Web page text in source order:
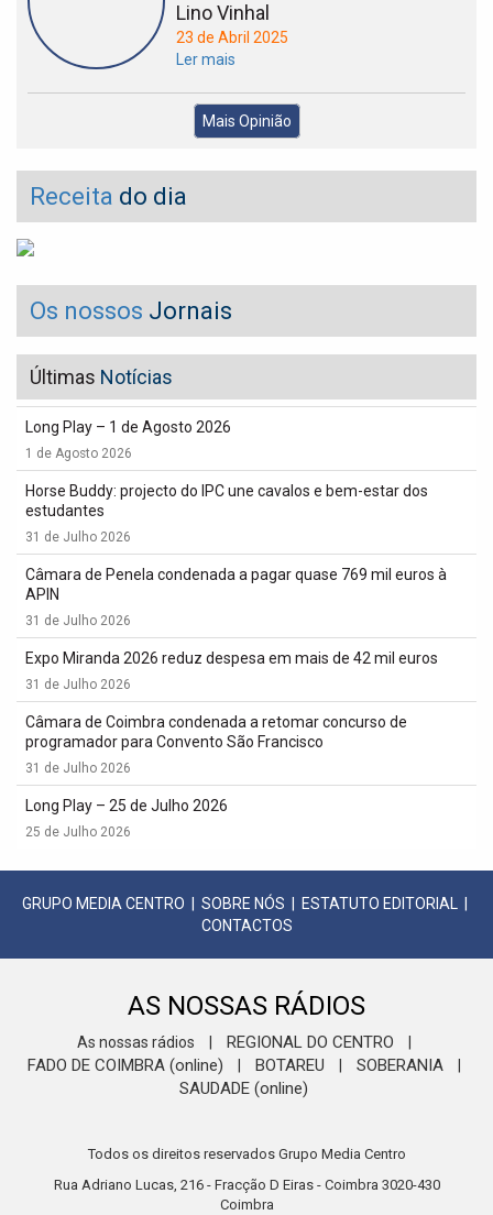
Lino Vinhal
23 de Abril 2025
Ler mais
Mais Opinião
Receita do dia
Os nossos Jornais
Últimas Notícias
Long Play – 1 de Agosto 2026
1 de Agosto 2026
Horse Buddy: projecto do IPC une cavalos e bem-estar dos
estudantes
31 de Julho 2026
Câmara de Penela condenada a pagar quase 769 mil euros à
APIN
31 de Julho 2026
Expo Miranda 2026 reduz despesa em mais de 42 mil euros
31 de Julho 2026
Câmara de Coimbra condenada a retomar concurso de
programador para Convento São Francisco
31 de Julho 2026
Long Play – 25 de Julho 2026
25 de Julho 2026
GRUPO MEDIA CENTRO SOBRE NÓS ESTATUTO EDITORIAL
CONTACTOS
AS NOSSAS RÁDIOS
As nossas rádios REGIONAL DO CENTRO
FADO DE COIMBRA (online) BOTAREU SOBERANIA
SAUDADE (online)
Todos os direitos reservados Grupo Media Centro
Rua Adriano Lucas, 216 - Fracção D Eiras - Coimbra 3020-430
Coimbra